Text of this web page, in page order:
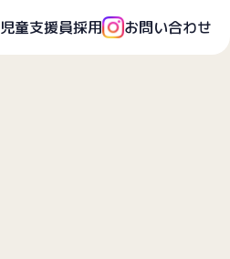
児童支援員採用 お問い合わせ